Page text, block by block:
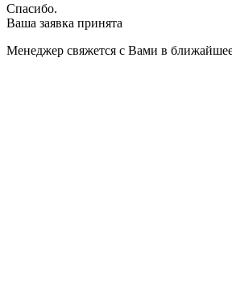
Спасибо.
Ваша заявка принята
Менеджер свяжется с Вами в